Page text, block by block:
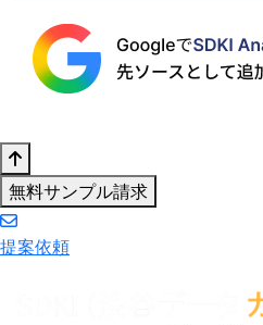
無料サンプル請求
提案依頼